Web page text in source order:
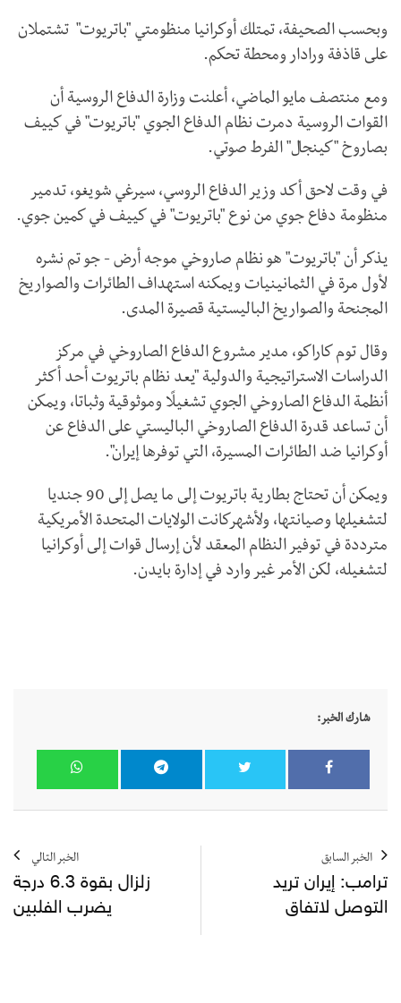
وبحسب الصحيفة، تمتلك أوكرانيا منظومتي "باتريوت" تشتملان
على قاذفة ورادار ومحطة تحكم.
ومع منتصف مايو الماضي، أعلنت وزارة الدفاع الروسية أن
القوات الروسية دمرت نظام الدفاع الجوي "باتريوت" في كييف
بصاروخ "كينجال" الفرط صوتي.
في وقت لاحق أكد وزير الدفاع الروسي، سيرغي شويغو، تدمير
منظومة دفاع جوي من نوع "باتريوت" في كييف في كمين جوي.
يذكر أن "باتريوت" هو نظام صاروخي موجه أرض - جو تم نشره
لأول مرة في الثمانينيات ويمكنه استهداف الطائرات والصواريخ
المجنحة والصواريخ الباليستية قصيرة المدى.
وقال توم كاراكو، مدير مشروع الدفاع الصاروخي في مركز
الدراسات الاستراتيجية والدولية "يعد نظام باتريوت أحد أكثر
أنظمة الدفاع الصاروخي الجوي تشغيلًا وموثوقية وثباتا، ويمكن
أن تساعد قدرة الدفاع الصاروخي الباليستي على الدفاع عن
أوكرانيا ضد الطائرات المسيرة، التي توفرها إيران".
ويمكن أن تحتاج بطارية باتريوت إلى ما يصل إلى 90 جنديا
لتشغيلها وصيانتها، ولأشهركانت الولايات المتحدة الأمريكية
مترددة في توفير النظام المعقد لأن إرسال قوات إلى أوكرانيا
لتشغيله، لكن الأمر غير وارد في إدارة بايدن.
شارك الخبر:
الخبر السابق
ترامب: إيران تريد
التوصل لاتفاق
الخبر التالي
زلزال بقوة 6.3 درجة
يضرب الفلبين